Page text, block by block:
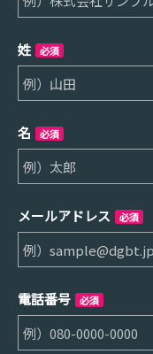
姓 必須
名 必須
メールアドレス 必須
電話番号 必須